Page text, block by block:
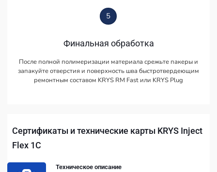
5
Финальная обработка
После полной полимеризации материала срежьте пакеры и
запакуйте отверстия и поверхность шва быстротвердеющим
ремонтным составом KRYS RM Fast или KRYS Plug
Сертификаты и технические карты KRYS Inject
Flex 1C
Техническое описание